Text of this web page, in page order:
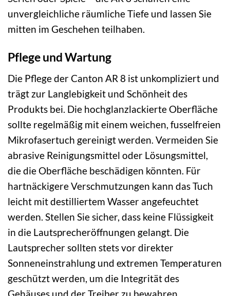
unvergleichliche räumliche Tiefe und lassen Sie
mitten im Geschehen teilhaben.
Pflege und Wartung
Die Pflege der Canton AR 8 ist unkompliziert und
trägt zur Langlebigkeit und Schönheit des
Produkts bei. Die hochglanzlackierte Oberfläche
sollte regelmäßig mit einem weichen, fusselfreien
Mikrofasertuch gereinigt werden. Vermeiden Sie
abrasive Reinigungsmittel oder Lösungsmittel,
die die Oberfläche beschädigen könnten. Für
hartnäckigere Verschmutzungen kann das Tuch
leicht mit destilliertem Wasser angefeuchtet
werden. Stellen Sie sicher, dass keine Flüssigkeit
in die Lautsprecheröffnungen gelangt. Die
Lautsprecher sollten stets vor direkter
Sonneneinstrahlung und extremen Temperaturen
geschützt werden, um die Integrität des